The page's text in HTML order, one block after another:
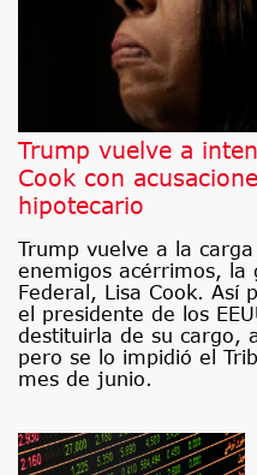
Trump vuelve a
Cook con
hipotecario
Trump vuelve a la
enemigos acérrimos, la
Federal, Lisa Cook. Así
el presidente de los
destituirla de su cargo,
pero se lo impidió el
mes de junio.